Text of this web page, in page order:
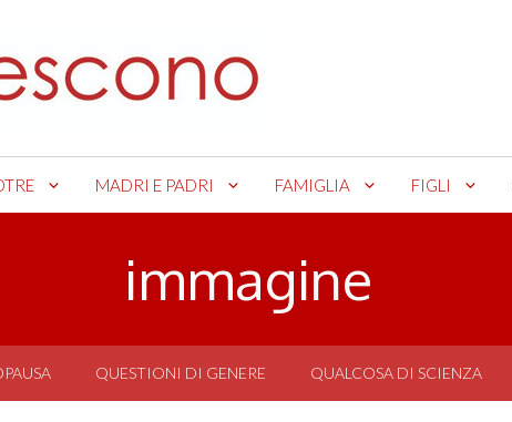
MADRI E PADRI FAMIGLIA FIGLI
immagine
QUESTIONI DI GENERE QUALCOSA DI SCIENZA